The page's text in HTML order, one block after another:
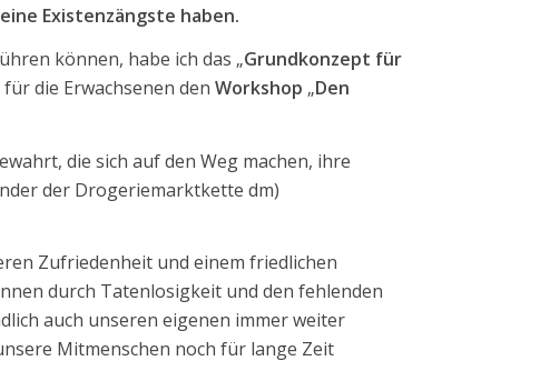
Existenzängste haben.
können, habe ich das „Grundkonzept für
die Erwachsenen den Workshop „Den
die sich auf den Weg machen, ihre
der Drogeriemarktkette dm)
Zufriedenheit und einem friedlichen
durch Tatenlosigkeit und den fehlenden
auch unseren eigenen immer weiter
Mitmenschen noch für lange Zeit